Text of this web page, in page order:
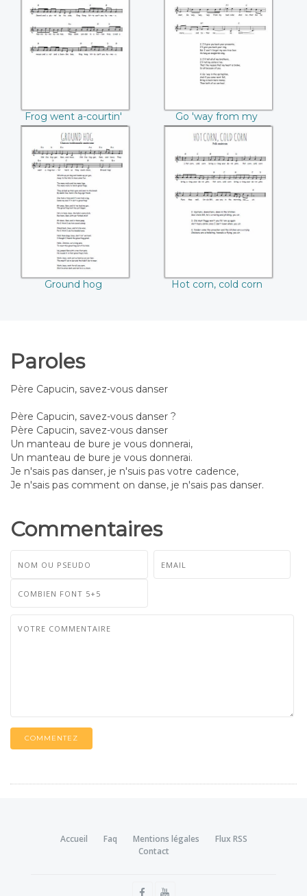
Frog went a-
courtin'
Frog went a-courtin'
Go 'way from my
window
Go 'way from my
window
Ground hog
Ground hog
Hot corn, cold corn
Hot corn, cold corn
Paroles
Père Capucin, savez-vous danser
Père Capucin, savez-vous danser ?
Père Capucin, savez-vous danser
Un manteau de bure je vous donnerai,
Un manteau de bure je vous donnerai.
Je n'sais pas danser, je n'suis pas votre cadence,
Je n'sais pas comment on danse, je n'sais pas danser.
Commentaires
COMMENTEZ
Accueil Faq Mentions légales
Flux RSS
Contact